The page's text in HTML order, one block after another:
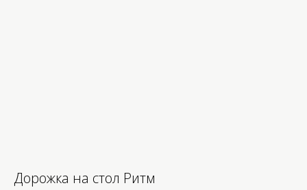
Дорожка на стол Ритм